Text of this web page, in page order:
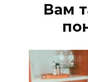
Вам